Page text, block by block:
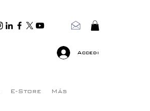
Accedi
E-Store Más